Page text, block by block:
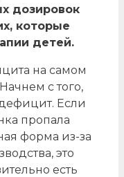
дозировок
которые
детей.
на самом
с того,
Если
пропала
форма из-за
это
есть